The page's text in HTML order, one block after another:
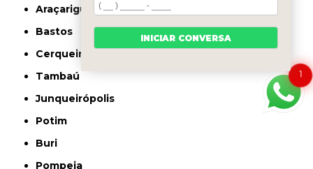
Araçariguama
Bastos
Cerqueira César
Tambaú
Junqueirópolis
Potim
Buri
Pompeia
1
INICIAR CONVERSA